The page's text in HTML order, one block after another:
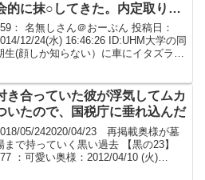
的に抹○してきた。内定取り消
と退学のダブルコンボ。
： 名無しさん＠おーぷん 投稿日：
12/24(水) 16:46:26 ID:UHM大学の同
生(顔しか知らない）に車にイタズラさ
られて、借金11万を...
き合っていた彼が浮気してムカ
いたので、国税庁に垂れ込んだ
05/242020/04/23 再掲載奥様が墓
まで持っていく黒い過去 【黒の23】
：可愛い奥様：2012/04/10 (火)